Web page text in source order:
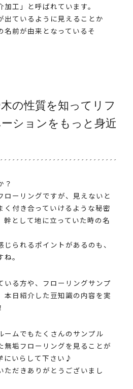
工」と呼ばれています。
出ているように見えることか
名前が由来となっているそ
の性質を知ってリフ
ションをもっと身近
？
ローリングですが、見えないと
く付き合っていけるような秘密
幹として地に立っていた時の名
られるポイントがあるのも、
。
いる方や、フローリングサンプ
本日紹介した豆知識の内容を実
ームでもたくさんのサンプル
無垢フローリングを見ることが
にいらして下さい♪
ただきありがとうございまし